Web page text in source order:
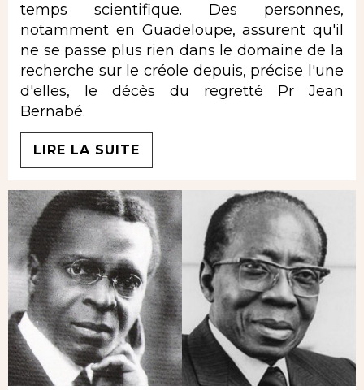
temps scientifique. Des personnes,
notamment en Guadeloupe, assurent qu'il
ne se passe plus rien dans le domaine de la
recherche sur le créole depuis, précise l'une
d'elles, le décès du regretté Pr Jean
Bernabé.
LIRE LA SUITE